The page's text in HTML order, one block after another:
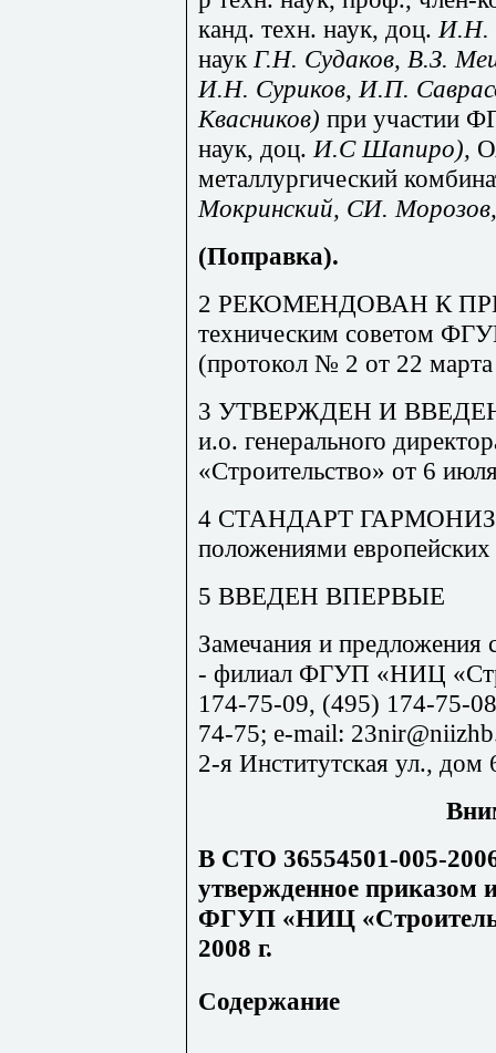
канд. техн. наук, доц. И.Н.
наук Г.Н. Судаков, В.З.
И.Н. Суриков, И.П.
Квасников) при участии
наук, доц. И.С Шапиро),
металлургический
Мокринский, СИ.
(Поправка).
2 РЕКОМЕНДОВАН К
техническим советом
(протокол № 2 от 22 марта
3 УТВЕРЖДЕН И
и.о. генерального
«Строительство» от 6
4 СТАНДАРТ
положениями
5 ВВЕДЕН ВПЕРВЫЕ
Замечания и
- филиал ФГУП «НИЦ
174-75-09, (495) 174-75-
74-75; e-mail: 23nir@niizhb
2-я Институтская ул., дом
В СТО 36554501-005-
утвержденное приказом
ФГУП «НИЦ
2008 г.
Содержание